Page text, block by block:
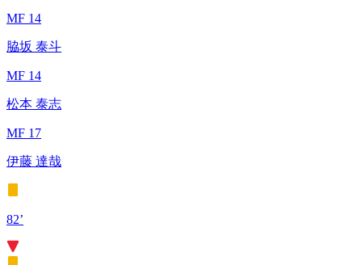
MF 14
脇坂 泰斗
MF 14
松本 泰志
MF 17
伊藤 達哉
82’